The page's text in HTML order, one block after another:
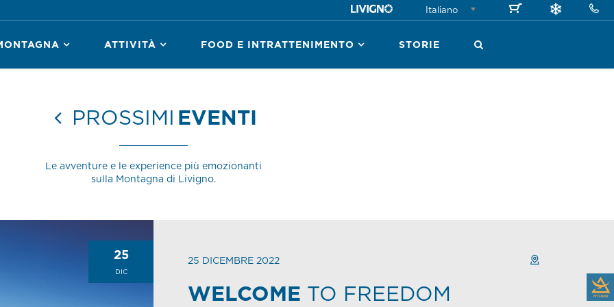
Italiano
ATTIVITÀ FOOD E INTRATTENIMENTO STORIE
PROSSIMI EVENTI
Le avventure e le experience più emozionanti
sulla Montagna di Livigno.
25
DIC
25 DICEMBRE 2022
WELCOME TO FREEDOM